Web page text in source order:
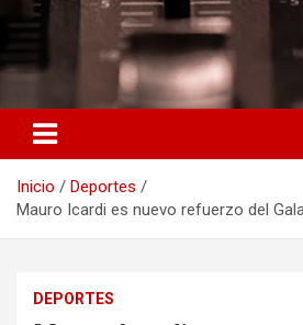
Inicio
Deportes
Mauro Icardi es nuevo refuerzo del
DEPORTES